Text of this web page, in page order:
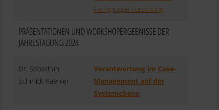
Fachgruppe Forschung
PRÄSENTATIONEN UND WORKSHOPERGEBNISSE DER
JAHRESTAGUNG 2024
Dr. Sebastian
Schmidt-Kaehler
Verantwortung im Case-
Management auf der
Systemebene